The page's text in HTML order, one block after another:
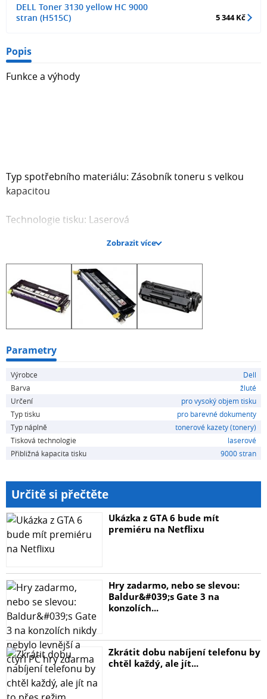
DELL Toner 3130 yellow HC 9000
stran (H515C)
5 344 Kč
Popis
Funkce a výhody
Typ spotřebního materiálu: Zásobník toneru s velkou
kapacitou
Technologie tisku: Laserová
Životnost: Až 9000 stránek
Prehled
Zásobník žlutého toneru Dell(TM) s velkou kapacitou je
určen pro laserové tiskárny Dell 3130cn/cdn. Vytváří
výtisky s vysokým rozlišením a dokonale ostré obrázky i
texty. Tento zásobník nabízí kapacitu až 9000 stránek.
Zásobník také podporuje systém pro správu toneru Dell,
Zobrazit více
Parametry
Výrobce
Dell
Barva
žluté
Určení
pro vysoký objem tisku
Typ tisku
pro barevné dokumenty
Typ náplně
tonerové kazety (tonery)
Tisková technologie
laserové
Přibližná kapacita tisku
9000 stran
Určitě si přečtěte
Ukázka z GTA 6 bude mít
premiéru na Netflixu
Hry zadarmo, nebo se slevou:
Baldur&#039;s Gate 3 na
konzolích...
Zkrátit dobu nabíjení telefonu by
chtěl každý, ale jít...